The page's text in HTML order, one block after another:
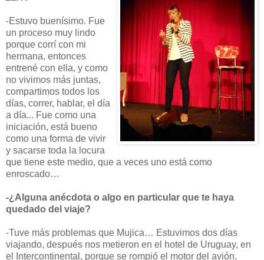
-Estuvo buenísimo. Fue
un proceso muy lindo
porque corrí con mi
hermana, entonces
entrené con ella, y como
no vivimos más juntas,
compartimos todos los
días, correr, hablar, el día
a día... Fue como una
iniciación, está bueno
como una forma de vivir
y sacarse toda la locura
que tiene este medio, que a veces uno está como
enroscado…
-¿Alguna anécdota o algo en particular que te haya
quedado del viaje?
-Tuve más problemas que Mujica… Estuvimos dos días
viajando, después nos metieron en el hotel de Uruguay, en
el Intercontinental, porque se rompió el motor del avión,